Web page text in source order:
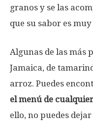
granos y se las
que su sabor es
Algunas de las más
Jamaica, de
arroz. Puedes
el menú de
ello, no puedes